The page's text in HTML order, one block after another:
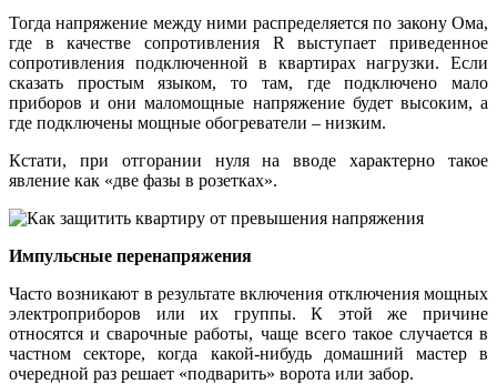
Тогда напряжение между ними распределяется по закону Ома,
где в качестве сопротивления R выступает приведенное
сопротивления подключенной в квартирах нагрузки. Если
сказать простым языком, то там, где подключено мало
приборов и они маломощные напряжение будет высоким, а
где подключены мощные обогреватели – низким.
Кстати, при отгорании нуля на вводе характерно такое
явление как «две фазы в розетках».
Импульсные перенапряжения
Часто возникают в результате включения отключения мощных
электроприборов или их группы. К этой же причине
относятся и сварочные работы, чаще всего такое случается в
частном секторе, когда какой-нибудь домашний мастер в
очередной раз решает «подварить» ворота или забор.